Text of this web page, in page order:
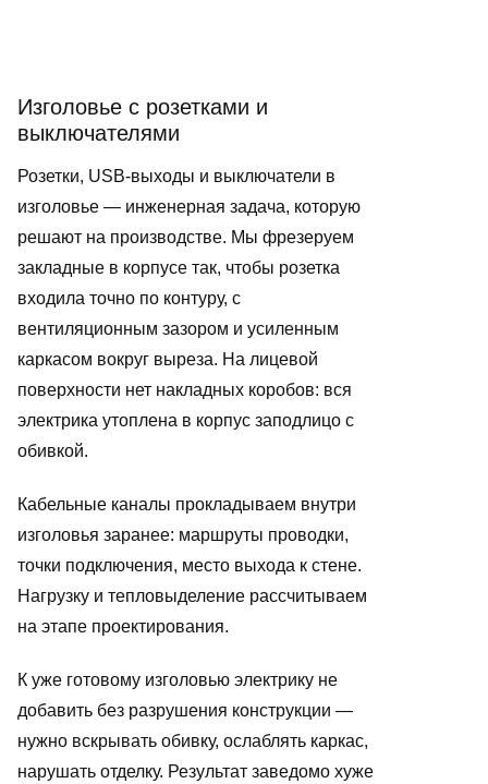
Изголовье с розетками и
выключателями
Розетки, USB-выходы и выключатели в
изголовье — инженерная задача, которую
решают на производстве. Мы фрезеруем
закладные в корпусе так, чтобы розетка
входила точно по контуру, с
вентиляционным зазором и усиленным
каркасом вокруг выреза. На лицевой
поверхности нет накладных коробов: вся
электрика утоплена в корпус заподлицо с
обивкой.
Кабельные каналы прокладываем внутри
изголовья заранее: маршруты проводки,
точки подключения, место выхода к стене.
Нагрузку и тепловыделение рассчитываем
на этапе проектирования.
К уже готовому изголовью электрику не
добавить без разрушения конструкции —
нужно вскрывать обивку, ослаблять каркас,
нарушать отделку. Результат заведомо хуже